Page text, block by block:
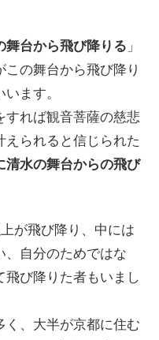
舞台から飛び降りる 」
の舞台から飛び降り
ます。
すれば観音菩薩の慈悲
えられると信じられた
清水の舞台からの飛び
が飛び降り、中には
、自分のためではな
飛び降りた者もいまし
く、大半が京都に住む